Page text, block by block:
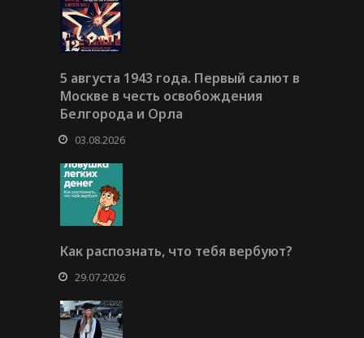
5 августа 1943 года. Первый салют в
Москве в честь освобождения
Белгорода и Орла
03.08.2026
Как распознать, что тебя вербуют?
29.07.2026